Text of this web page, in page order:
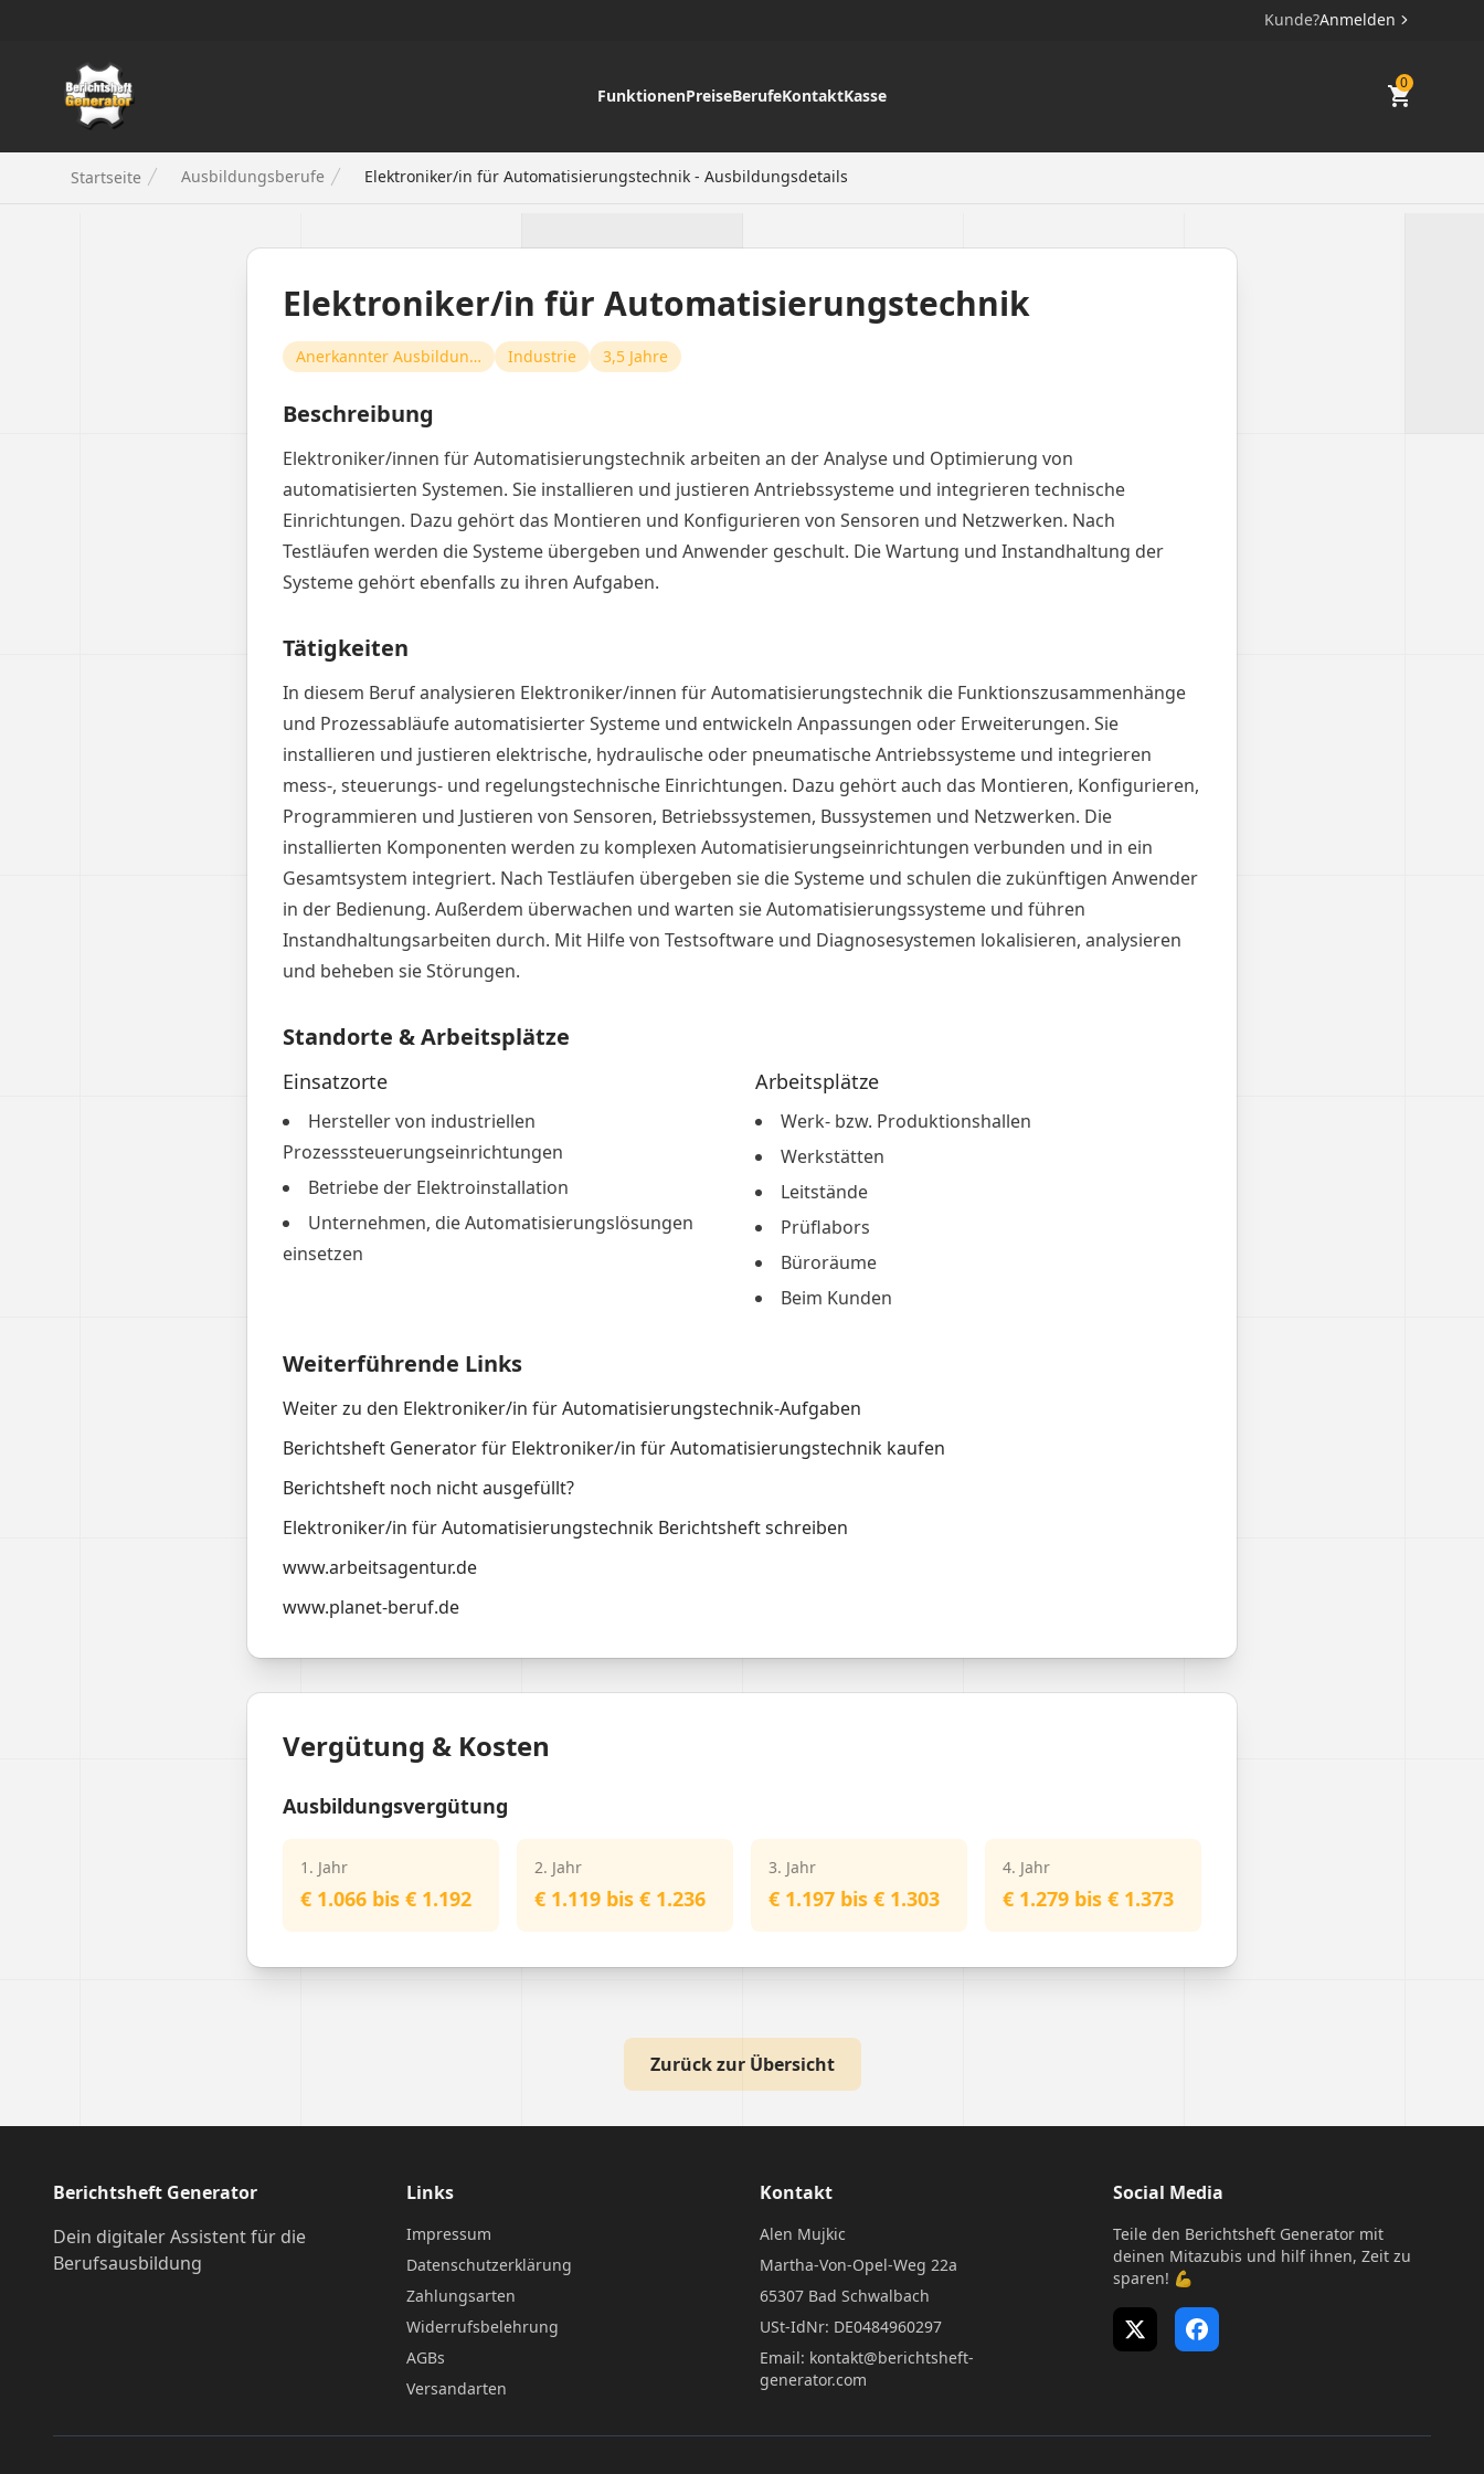
Kunde?Anmelden
Berichtsheft Generator
FunktionenPreiseBerufeKontaktKasse
0
Startseite Ausbildungsberufe Elektroniker/in für Automatisierungstechnik - Ausbildungsdetails
Elektroniker/in für Automatisierungstechnik
Anerkannter Ausbildungsberuf Industrie 3,5 Jahre
Beschreibung
Elektroniker/innen für Automatisierungstechnik arbeiten an der Analyse und Optimierung von
automatisierten Systemen. Sie installieren und justieren Antriebssysteme und integrieren technische
Einrichtungen. Dazu gehört das Montieren und Konfigurieren von Sensoren und Netzwerken. Nach
Testläufen werden die Systeme übergeben und Anwender geschult. Die Wartung und Instandhaltung der
Systeme gehört ebenfalls zu ihren Aufgaben.
Tätigkeiten
In diesem Beruf analysieren Elektroniker/innen für Automatisierungstechnik die Funktionszusammenhänge
und Prozessabläufe automatisierter Systeme und entwickeln Anpassungen oder Erweiterungen. Sie
installieren und justieren elektrische, hydraulische oder pneumatische Antriebssysteme und integrieren
mess-, steuerungs- und regelungstechnische Einrichtungen. Dazu gehört auch das Montieren, Konfigurieren,
Programmieren und Justieren von Sensoren, Betriebssystemen, Bussystemen und Netzwerken. Die
installierten Komponenten werden zu komplexen Automatisierungseinrichtungen verbunden und in ein
Gesamtsystem integriert. Nach Testläufen übergeben sie die Systeme und schulen die zukünftigen Anwender
in der Bedienung. Außerdem überwachen und warten sie Automatisierungssysteme und führen
Instandhaltungsarbeiten durch. Mit Hilfe von Testsoftware und Diagnosesystemen lokalisieren, analysieren
und beheben sie Störungen.
Standorte & Arbeitsplätze
Einsatzorte
Hersteller von industriellen
Prozesssteuerungseinrichtungen
Betriebe der Elektroinstallation
Unternehmen, die Automatisierungslösungen
einsetzen
Arbeitsplätze
Werk- bzw. Produktionshallen
Werkstätten
Leitstände
Prüflabors
Büroräume
Beim Kunden
Weiterführende Links
Weiter zu den Elektroniker/in für Automatisierungstechnik-Aufgaben
Berichtsheft Generator für Elektroniker/in für Automatisierungstechnik kaufen
Berichtsheft noch nicht ausgefüllt?
Elektroniker/in für Automatisierungstechnik Berichtsheft schreiben
www.arbeitsagentur.de
www.planet-beruf.de
Vergütung & Kosten
Ausbildungsvergütung
1. Jahr
€ 1.066 bis € 1.192
2. Jahr
€ 1.119 bis € 1.236
3. Jahr
€ 1.197 bis € 1.303
4. Jahr
€ 1.279 bis € 1.373
Zurück zur Übersicht
Berichtsheft Generator
Dein digitaler Assistent für die
Berufsausbildung
Links
Impressum
Datenschutzerklärung
Zahlungsarten
Widerrufsbelehrung
AGBs
Versandarten
Kontakt
Alen Mujkic
Martha-Von-Opel-Weg 22a
65307 Bad Schwalbach
USt-IdNr: DE0484960297
Email: kontakt@berichtsheft-
generator.com
Social Media
Teile den Berichtsheft Generator mit
deinen Mitazubis und hilf ihnen, Zeit zu
sparen! 💪
X (Twitter)Facebook